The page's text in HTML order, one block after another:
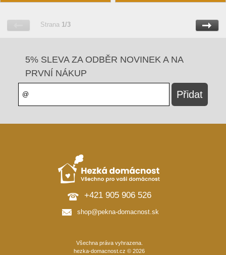
Strana 1/3
5% SLEVA ZA ODBĚR NOVINEK A NA
PRVNÍ NÁKUP
+421 905 906 526
shop@pekna-domacnost.sk
Všechna práva vyhrazena.
hezka-domacnost.cz © 2026